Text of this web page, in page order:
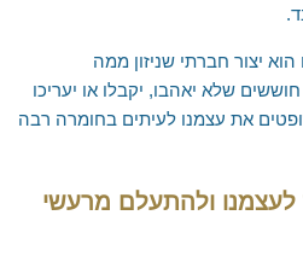
יצור חברתי שניזון ממה
שלא יאהבו, יקבלו או יעריכו
את עצמנו לעיתים בחומרה רבה
לעצמנו ולהתעלם מרעשי